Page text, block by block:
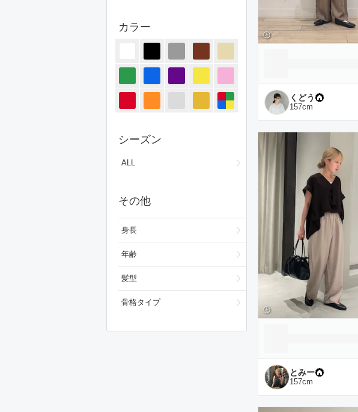
ジャケット/アウター
パンツ
オールインワン・サロペット
バッグ
メイクアップ
カラー
シーズン
ALL
その他
身長
年齢
髪型
骨格タイプ
くどう
157cm
とみー
157cm